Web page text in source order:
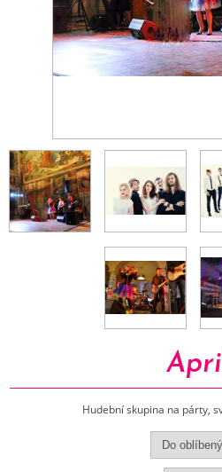
Hudební skupina na párty,